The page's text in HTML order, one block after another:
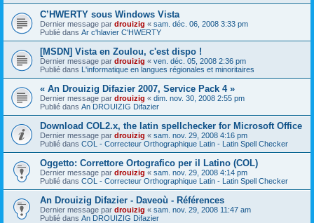
C’HWERTY sous Windows Vista
Dernier message par drouizig « sam. déc. 06, 2008 3:33 pm
Publié dans Ar c'hlavier C'HWERTY
[MSDN] Vista en Zoulou, c'est dispo !
Dernier message par drouizig « ven. déc. 05, 2008 2:36 pm
Publié dans L'informatique en langues régionales et minoritaires
« An Drouizig Difazier 2007, Service Pack 4 »
Dernier message par drouizig « dim. nov. 30, 2008 2:55 pm
Publié dans An DROUIZIG Difazier
Download COL2.x, the latin spellchecker for Microsoft Office
Dernier message par drouizig « sam. nov. 29, 2008 4:16 pm
Publié dans COL - Correcteur Orthographique Latin - Latin Spell Checker
Oggetto: Correttore Ortografico per il Latino (COL)
Dernier message par drouizig « sam. nov. 29, 2008 4:14 pm
Publié dans COL - Correcteur Orthographique Latin - Latin Spell Checker
An Drouizig Difazier - Daveoù - Références
Dernier message par drouizig « sam. nov. 29, 2008 11:47 am
Publié dans An DROUIZIG Difazier